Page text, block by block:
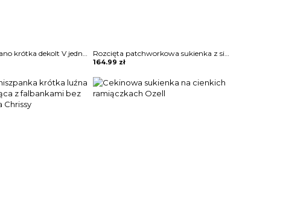
Mini przed kolano krótka dekolt V jednolita krótki rękaw luźna prosta lato elegancka sukienka Thorun Rozcięta patchworkowa sukienka z siateczki zdobiona Dean
164.99 zł